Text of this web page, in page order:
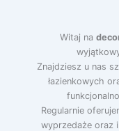
Witaj na
Znajdziesz u nas
łazienkowych
Regularnie
wyprzedaże oraz